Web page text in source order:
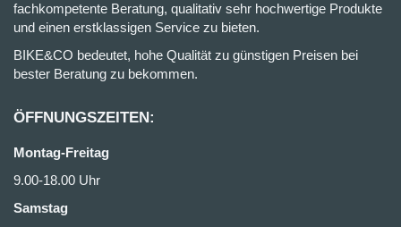
fachkompetente Beratung, qualitativ sehr hochwertige Produkte
und einen erstklassigen Service zu bieten.
BIKE&CO bedeutet, hohe Qualität zu günstigen Preisen bei
bester Beratung zu bekommen.
ÖFFNUNGSZEITEN:
Montag-Freitag
9.00-18.00 Uhr
Samstag